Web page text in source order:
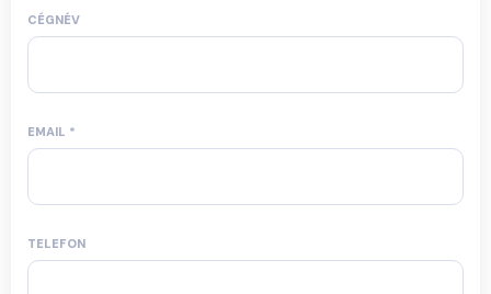
CÉGNÉV
EMAIL *
TELEFON